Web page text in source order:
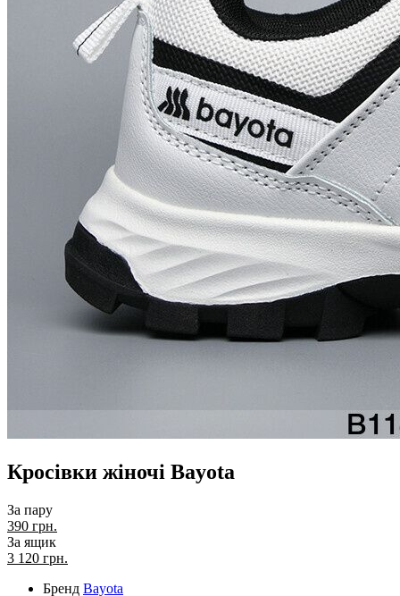
Кросівки жіночі Bayota
За пару
390 грн.
За ящик
3 120 грн.
Бренд Bayota